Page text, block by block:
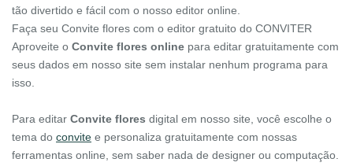
tão divertido e fácil com o nosso editor online.
Faça seu Convite flores com o editor gratuito do CONVITER
Aproveite o Convite flores online para editar gratuitamente com
seus dados em nosso site sem instalar nenhum programa para
isso.
Para editar Convite flores digital em nosso site, você escolhe o
tema do convite e personaliza gratuitamente com nossas
ferramentas online, sem saber nada de designer ou computação.